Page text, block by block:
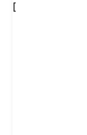
[